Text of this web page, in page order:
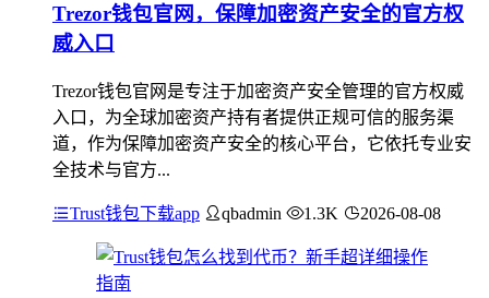
Trezor钱包官网，保障加密资产安全的官方权
威入口
Trezor钱包官网是专注于加密资产安全管理的官方权威
入口，为全球加密资产持有者提供正规可信的服务渠
道，作为保障加密资产安全的核心平台，它依托专业安
全技术与官方...
Trust钱包下载app qbadmin 1.3K 2026-08-08